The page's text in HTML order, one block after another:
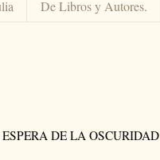
De Libros y Autores.
DE LA OSCURIDAD